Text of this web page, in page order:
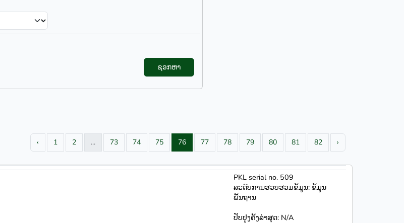
ຊອກຫາ
‹ 1 2 ... 73 74 75 76 77 78 79 80 81 82 ›
PKL serial no. 509
ລະດັບການຮວບຮວມຂໍ້ມູນ: ຂໍ້ມູນ
ພື້ນຖານ
ປັບປູງຄັ້ງລ່າສຸດ: N/A